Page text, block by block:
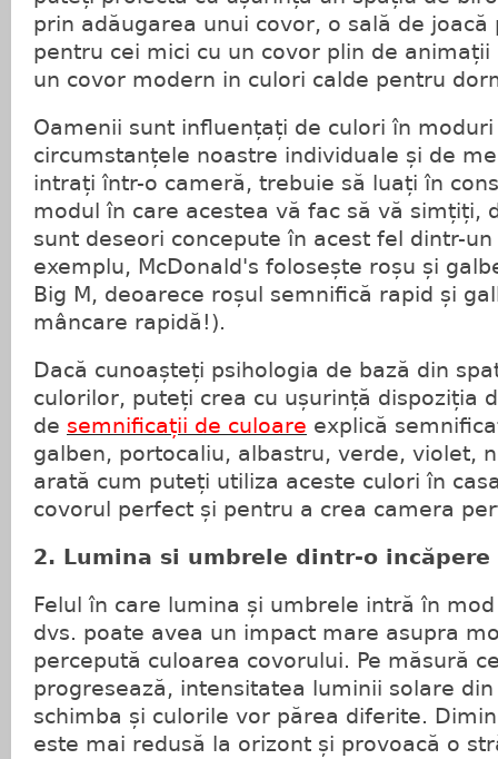
prin adăugarea unui covor, o sală de joacă
pentru cei mici cu un covor plin de
un covor modern in culori calde pentru
Oamenii sunt influențați de culori în
circumstanțele noastre individuale și de
intrați într-o cameră, trebuie să luați în
modul în care acestea vă fac să vă simțiți,
sunt deseori concepute în acest fel dintr-
exemplu, McDonald's folosește roșu și
Big M, deoarece roșul semnifică rapid și
mâncare rapidă!).
Dacă cunoașteți psihologia de bază din
culorilor, puteți crea cu ușurință dispoziția
de semnificații de culoare explică
galben, portocaliu, albastru, verde, violet,
arată cum puteți utiliza aceste culori în
covorul perfect și pentru a crea camera
2. Lumina si umbrele dintr-o incăpere
Felul în care lumina și umbrele intră în
dvs. poate avea un impact mare asupra
percepută culoarea covorului. Pe măsură
progresează, intensitatea luminii solare
schimba și culorile vor părea diferite.
este mai redusă la orizont și provoacă o